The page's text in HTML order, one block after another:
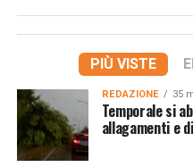
PIÙ VISTE
REDAZIONE 35
Temporale si
allagamenti e